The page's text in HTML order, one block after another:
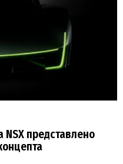
NSX представлено